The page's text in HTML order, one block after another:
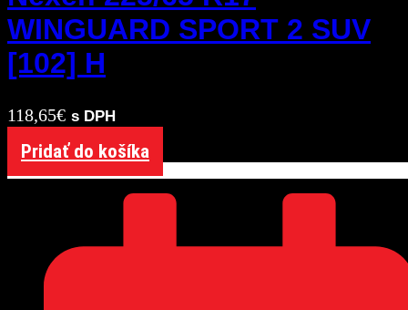
WINGUARD SPORT 2 SUV
[102] H
118,65€ s DPH
Pridať do košíka